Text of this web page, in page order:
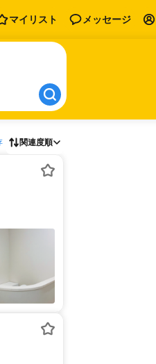
マイリスト メッセージ
関連度順